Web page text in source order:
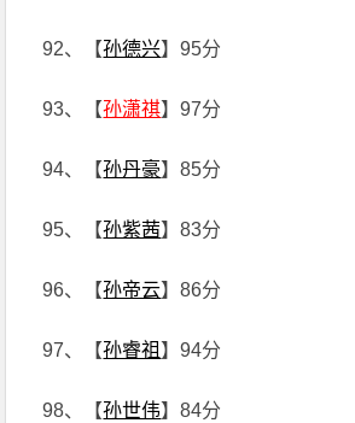
92、【孙德兴】95分
93、【孙潇祺】97分
94、【孙丹豪】85分
95、【孙紫茜】83分
96、【孙帝云】86分
97、【孙睿祖 】94分
98、【孙世伟】84分